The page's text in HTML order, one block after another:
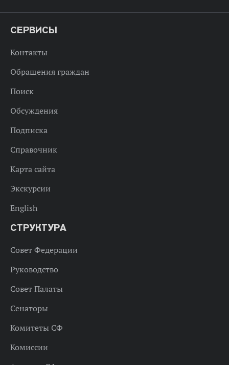
СЕРВИСЫ
Контакты
Обращения граждан
Поиск
Обсуждения
Подписка
Справочник
Карта сайта
Экскурсии
English
СТРУКТУРА
Совет Федерации
Руководство
Совет Палаты
Сенаторы
Комитеты СФ
Комиссии